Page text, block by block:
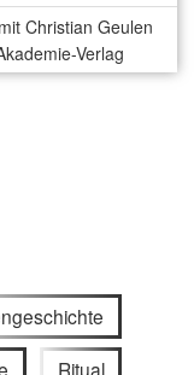
Christian Geulen
Verlag
Ritual